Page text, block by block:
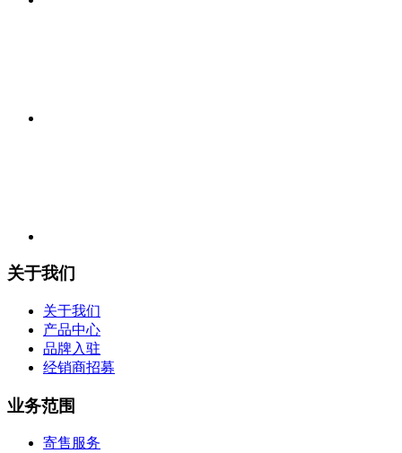
关于我们
关于我们
产品中心
品牌入驻
经销商招募
业务范围
寄售服务